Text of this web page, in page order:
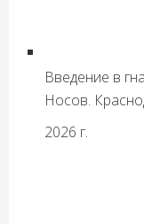
Введение в
Носов.
2026 г.